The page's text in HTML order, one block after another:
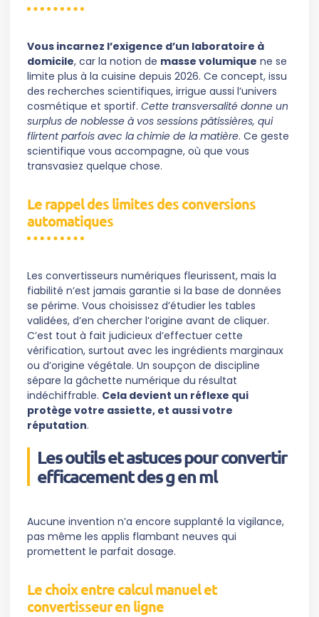
Vous incarnez l’exigence d’un laboratoire à
domicile, car la notion de masse volumique ne se
limite plus à la cuisine depuis 2026. Ce concept, issu
des recherches scientifiques, irrigue aussi l’univers
cosmétique et sportif. Cette transversalité donne un
surplus de noblesse à vos sessions pâtissières, qui
flirtent parfois avec la chimie de la matière. Ce geste
scientifique vous accompagne, où que vous
transvasiez quelque chose.
Le rappel des limites des conversions
automatiques
Les convertisseurs numériques fleurissent, mais la
fiabilité n’est jamais garantie si la base de données
se périme. Vous choisissez d’étudier les tables
validées, d’en chercher l’origine avant de cliquer.
C’est tout à fait judicieux d’effectuer cette
vérification, surtout avec les ingrédients marginaux
ou d’origine végétale. Un soupçon de discipline
sépare la gâchette numérique du résultat
indéchiffrable. Cela devient un réflexe qui
protège votre assiette, et aussi votre
réputation.
Les outils et astuces pour convertir
efficacement des g en ml
Aucune invention n’a encore supplanté la vigilance,
pas même les applis flambant neuves qui
promettent le parfait dosage.
Le choix entre calcul manuel et
convertisseur en ligne